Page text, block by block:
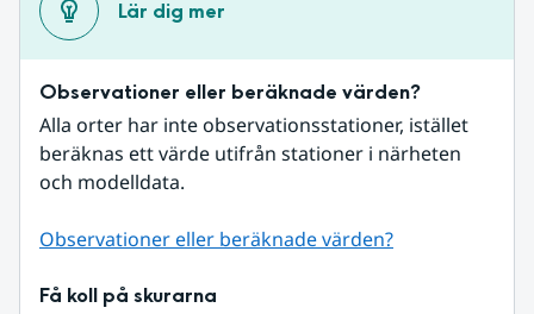
Lär dig mer
Observationer eller beräknade värden?
Alla orter har inte observationsstationer, istället
beräknas ett värde utifrån stationer i närheten
och modelldata.
Observationer eller beräknade värden?
Få koll på skurarna